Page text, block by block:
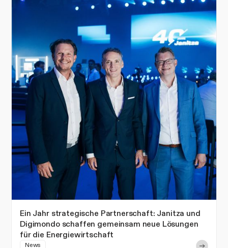
Ein Jahr strategische Partnerschaft: Janitza und
Digimondo schaffen gemeinsam neue Lösungen
für die Energiewirtschaft
News